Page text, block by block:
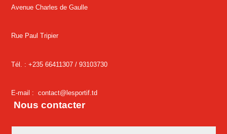
Avenue Charles de Gaulle
Rue Paul Tripier
Tél. : +235 66411307 /93103730
E-mail :contact@lesportif.td
Nous contacter